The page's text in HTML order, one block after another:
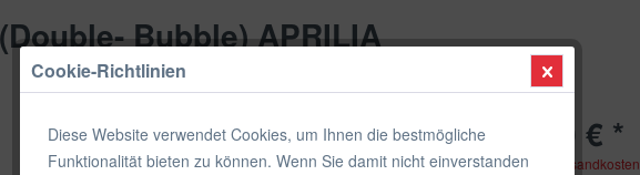
Bubble) APRILIA
ab 89,90 € *
inkl. MwSt.zzgl. Versandkosten
Cookie-Richtlinien
Diese Website verwendet Cookies, um Ihnen die bestmögliche
Funktionalität bieten zu können. Wenn Sie damit nicht einverstanden